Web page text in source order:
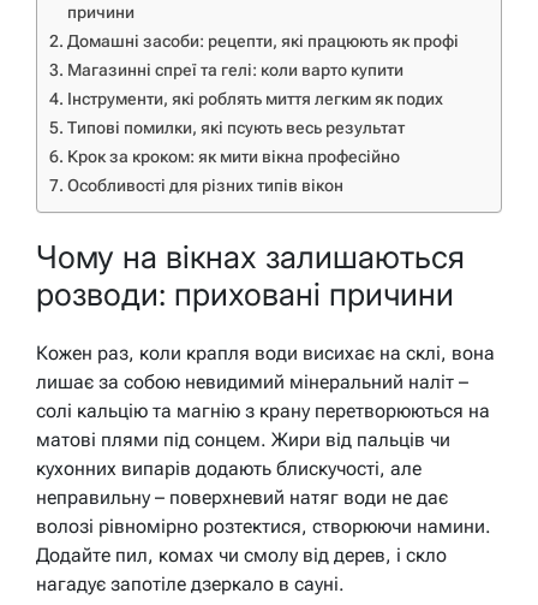
причини
Домашні засоби: рецепти, які працюють як профі
Магазинні спреї та гелі: коли варто купити
Інструменти, які роблять миття легким як подих
Типові помилки, які псують весь результат
Крок за кроком: як мити вікна професійно
Особливості для різних типів вікон
Чому на вікнах залишаються
розводи: приховані причини
Кожен раз, коли крапля води висихає на склі, вона
лишає за собою невидимий мінеральний наліт –
солі кальцію та магнію з крану перетворюються на
матові плями під сонцем. Жири від пальців чи
кухонних випарів додають блискучості, але
неправильну – поверхневий натяг води не дає
волозі рівномірно розтектися, створюючи намини.
Додайте пил, комах чи смолу від дерев, і скло
нагадує запотіле дзеркало в сауні.